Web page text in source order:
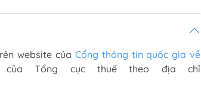
website của Cổng thông tin quốc gia về
của Tổng cục thuế theo địa chỉ